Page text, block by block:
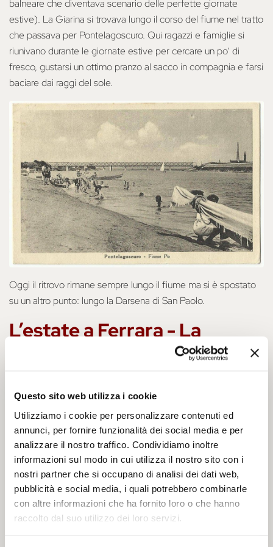
Questo sito web utilizza i cookie
Utilizziamo i cookie per personalizzare contenuti ed
annunci, per fornire funzionalità dei social media e per
analizzare il nostro traffico. Condividiamo inoltre
informazioni sul modo in cui utilizza il nostro sito con i
nostri partner che si occupano di analisi dei dati web,
pubblicità e social media, i quali potrebbero combinarle
con altre informazioni che ha fornito loro o che hanno
raccolto dal suo utilizzo dei loro servizi.
balneare che diventava scenario delle perfette giornate
estive). La Giarina si trovava lungo il corso del fiume nel tratto
che passava per Pontelagoscuro. Qui ragazzi e famiglie si
riunivano durante le giornate estive per cercare un po’ di
fresco, gustarsi un ottimo pranzo al sacco in compagnia e farsi
baciare dai raggi del sole.
Oggi il ritrovo rimane sempre lungo il fiume ma si è spostato
su un altro punto: lungo la Darsena di San Paolo.
L’estate a Ferrara - La
Darsena di San Paolo
urbanistico per riportare la vita cittadina verso il fiume, la
Darsena di San Paolo si inserisce all’interno del caratteristico
Quartiere Giardino
.